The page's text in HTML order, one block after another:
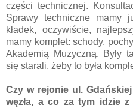
części technicznej.
Sprawy techniczne mamy
kładek, oczywiście,
mamy komplet: schody,
Akademią Muzyczną. Były
się starali, żeby to była
Czy w rejonie ul.
węzła, a co za tym idzie